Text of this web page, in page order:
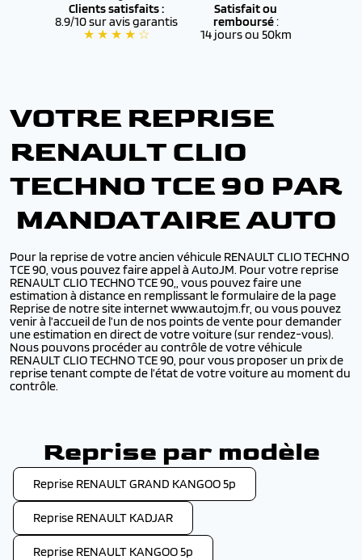
Clients satisfaits :
8.9/10 sur avis garantis
★ ★ ★ ★ ☆
Satisfait ou
remboursé:
14 jours ou 50km
VOTRE REPRISE
RENAULT CLIO
TECHNO TCE 90 PAR
MANDATAIRE AUTO
Pour la reprise de votre ancien véhicule RENAULT CLIO TECHNO
TCE 90, vous pouvez faire appel à AutoJM. Pour votre reprise
RENAULT CLIO TECHNO TCE 90,, vous pouvez faire une
estimation à distance en remplissant le formulaire de la page
Reprise de notre site internet www.autojm.fr, ou vous pouvez
venir à l’accueil de l’un de nos points de vente pour demander
une estimation en direct de votre voiture (sur rendez-vous).
Nous pouvons procéder au contrôle de votre véhicule
RENAULT CLIO TECHNO TCE 90, pour vous proposer un prix de
reprise tenant compte de l’état de votre voiture au moment du
contrôle.
Reprise par modèle
Reprise RENAULT GRAND KANGOO 5p
Reprise RENAULT KADJAR
Reprise RENAULT KANGOO 5p